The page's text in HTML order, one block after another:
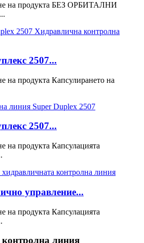
на продукта БЕЗ ОРБИТАЛНИ
2507...
на продукта Капсулирането на
2507...
на продукта Капсулацията
управление...
на продукта Капсулацията
линия